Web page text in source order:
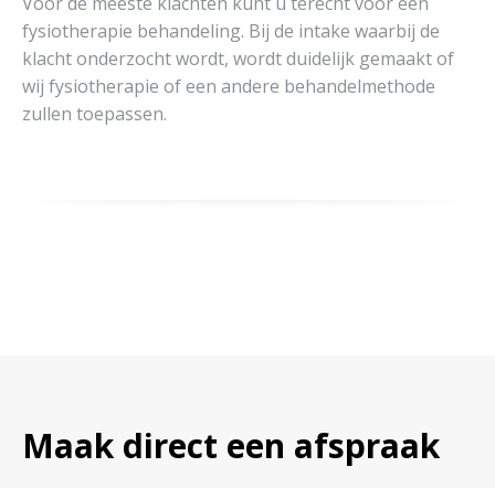
fysiotherapie behandeling. Bij de intake waarbij de
klacht onderzocht wordt, wordt duidelijk gemaakt of
wij fysiotherapie of een andere behandelmethode
zullen toepassen.
Maak direct een afspraak